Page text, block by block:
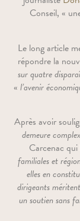
Conseil, «
Le long article
répondre la
sur quatre
« l’avenir
Après avoir
demeure
Carcenac
familiales et
elles en
dirigeants
un soutien sans